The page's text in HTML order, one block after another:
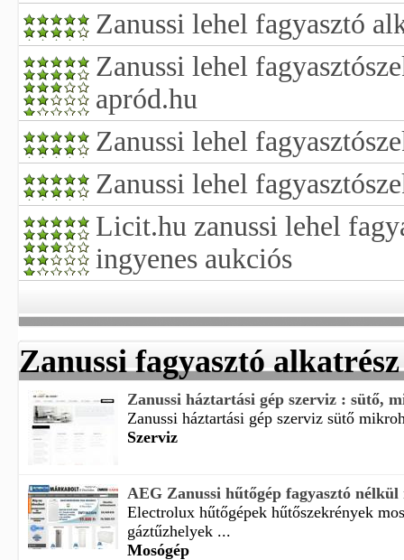
Zanussi lehel fagyasztó
Zanussi lehel
apród.hu
Zanussi lehel
Zanussi lehel
Licit.hu zanussi lehel
ingyenes aukciós
Zanussi fagyasztó alkatrész
Zanussi háztartási gép szerviz : sütő,
Zanussi háztartási gép szerviz sütő
Szerviz
AEG Zanussi hűtőgép fagyasztó nélkül
Electrolux hűtőgépek hűtőszekrények
gáztűzhelyek ...
Mosógép